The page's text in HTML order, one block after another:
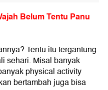
Belum Tentu Panu
Tentu itu tergantung
sehari. Misal banyak
physical activity
bertambah juga bisa